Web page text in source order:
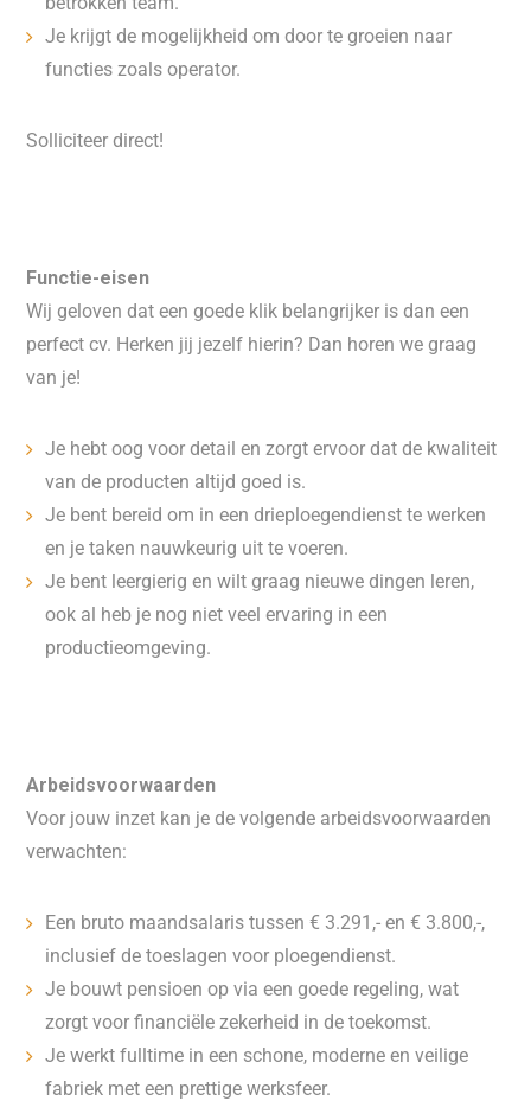
Je krijgt de mogelijkheid om door te groeien naar
functies zoals operator.
Solliciteer direct!
Functie-eisen
Wij geloven dat een goede klik belangrijker is dan een
perfect cv. Herken jij jezelf hierin? Dan horen we graag
van je!
Je hebt oog voor detail en zorgt ervoor dat de kwaliteit
van de producten altijd goed is.
Je bent bereid om in een drieploegendienst te werken
en je taken nauwkeurig uit te voeren.
Je bent leergierig en wilt graag nieuwe dingen leren,
ook al heb je nog niet veel ervaring in een
productieomgeving.
Arbeidsvoorwaarden
Voor jouw inzet kan je de volgende arbeidsvoorwaarden
verwachten:
Een bruto maandsalaris tussen € 3.291,- en € 3.800,-,
inclusief de toeslagen voor ploegendienst.
Je bouwt pensioen op via een goede regeling, wat
zorgt voor financiële zekerheid in de toekomst.
Je werkt fulltime in een schone, moderne en veilige
fabriek met een prettige werksfeer.